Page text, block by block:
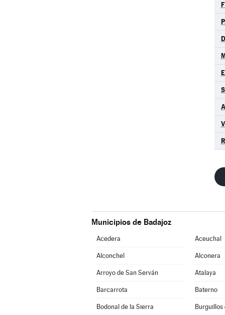
Municipios de Badajoz
Acedera Aceuchal
Alconchel Alconera
Arroyo de San Serván Atalaya
Barcarrota Baterno
Bodonal de la Sierra Burguillos